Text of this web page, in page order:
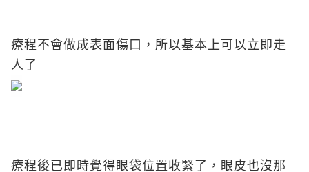
療程不會做成表面傷口，所以基本上可以立即走
人了
療程後已即時覺得眼袋位置收緊了，眼皮也沒那